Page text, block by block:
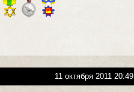
11 октября 2011 20:49